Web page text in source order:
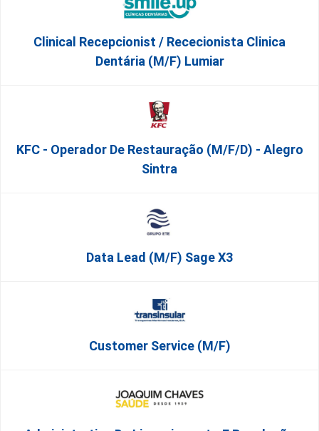
Clinical Recepcionist / Rececionista Clinica
Dentária (M/F) Lumiar
KFC - Operador De Restauração (m/f/d) - Alegro
Sintra
Data Lead (m/f) Sage X3
Customer Service (m/f)